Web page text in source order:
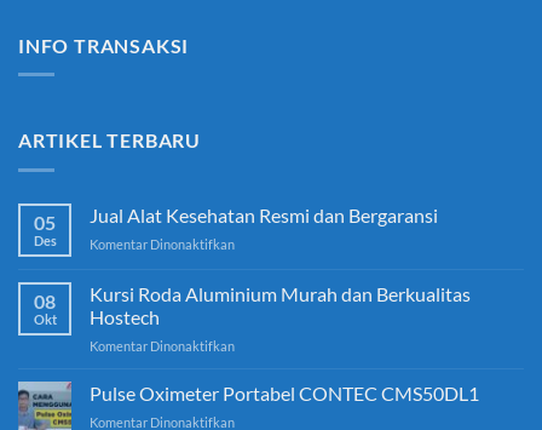
INFO TRANSAKSI
ARTIKEL TERBARU
05
Des
Jual Alat Kesehatan Resmi dan Bergaransi
Komentar Dinonaktifkanpada
Kesehatan
dan
08
Okt
Kursi Roda Aluminium Murah dan Berkualitas
Hostech
Komentar Dinonaktifkanpada
Roda
Aluminium
Pulse Oximeter Portabel CONTEC CMS50DL1
Komentar Dinonaktifkanpada